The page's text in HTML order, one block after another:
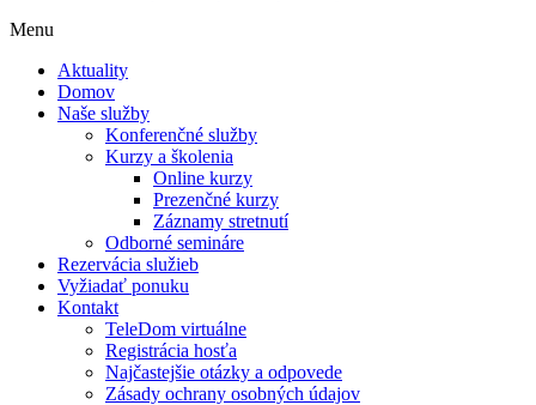
Menu
Aktuality
Domov
Naše služby
Konferenčné služby
Kurzy a školenia
Online kurzy
Prezenčné kurzy
Záznamy stretnutí
Odborné semináre
Rezervácia služieb
Vyžiadať ponuku
Kontakt
TeleDom virtuálne
Registrácia hosťa
Najčastejšie otázky a odpovede
Zásady ochrany osobných údajov